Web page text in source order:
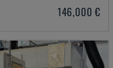
146,000 €